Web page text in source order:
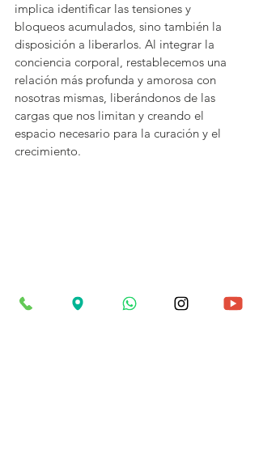
implica identificar las tensiones y
bloqueos acumulados, sino también la
disposición a liberarlos. Al integrar la
conciencia corporal, restablecemos una
relación más profunda y amorosa con
nosotras mismas, liberándonos de las
cargas que nos limitan y creando el
espacio necesario para la curación y el
crecimiento.